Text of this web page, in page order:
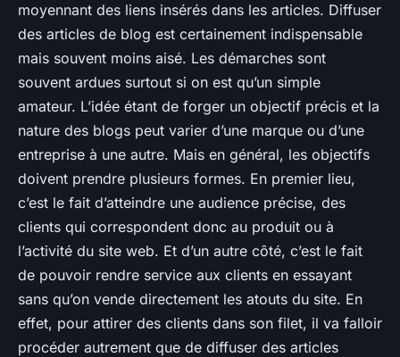
moyennant des liens insérés dans les articles. Diffuser
des articles de blog est certainement indispensable
mais souvent moins aisé. Les démarches sont
souvent ardues surtout si on est qu’un simple
amateur. L’idée étant de forger un objectif précis et la
nature des blogs peut varier d’une marque ou d’une
entreprise à une autre. Mais en général, les objectifs
doivent prendre plusieurs formes. En premier lieu,
c’est le fait d’atteindre une audience précise, des
clients qui correspondent donc au produit ou à
l’activité du site web. Et d’un autre côté, c’est le fait
de pouvoir rendre service aux clients en essayant
sans qu’on vende directement les atouts du site. En
effet, pour attirer des clients dans son filet, il va falloir
procéder autrement que de diffuser des articles